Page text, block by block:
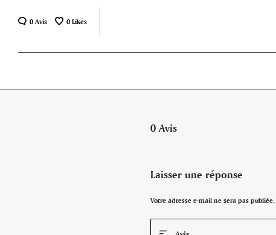
0 Avis 0 Likes
0 Avis
Laisser une réponse
Votre adresse e-mail ne sera pas publiée.